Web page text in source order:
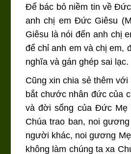
Để bác bỏ niềm tin về
anh chị em Đức Giêsu
Giêsu là nói đến anh chị
để chỉ anh em và chị em,
nghĩa và gán ghép sai lạc.
Cũng xin chia sẻ thêm
bắt chước nhân đức của
và đời sống của Đức Mẹ
Chúa trao ban, noi
người khác, noi gương
không làm chúng ta xa